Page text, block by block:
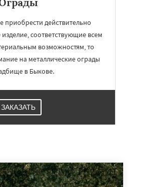
приобрести действительно
соответствующие всем
возможностям, то
на металлические ограды
в Быкове.
ЗАКАЗАТЬ